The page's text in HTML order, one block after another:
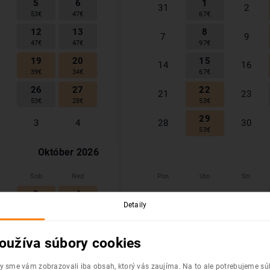
5
53 €
6
47€
12
47€
13
47€
19
39€
20
34€
26
53€
27
28€
3 4
Október 2026
Sob Ned
3 4
10
36 €
18
50 €
31 1
67€
2
7 8
97€
9
14 15
67€
16
21 22
53€
23
28 29
53€
30
Pon Uto Str
34€
Detaily
súbory cookies
sme vám zobrazovali iba obsah, ktorý vás zaujíma. Na to ale potrebujeme